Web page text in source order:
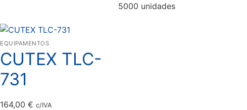
5000 unidades
EQUIPAMENTOS
CUTEX TLC-
731
164,00 € c/IVA